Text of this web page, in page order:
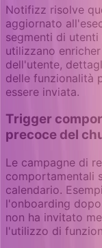
Notifizz risolve
aggiornato
segmenti di
utilizzano
dell'utente,
delle funzionalità
essere inviata.
Trigger
precoce del
Le campagne di
comportamentali
calendario.
l'onboarding
non ha invitato
l'utilizzo di